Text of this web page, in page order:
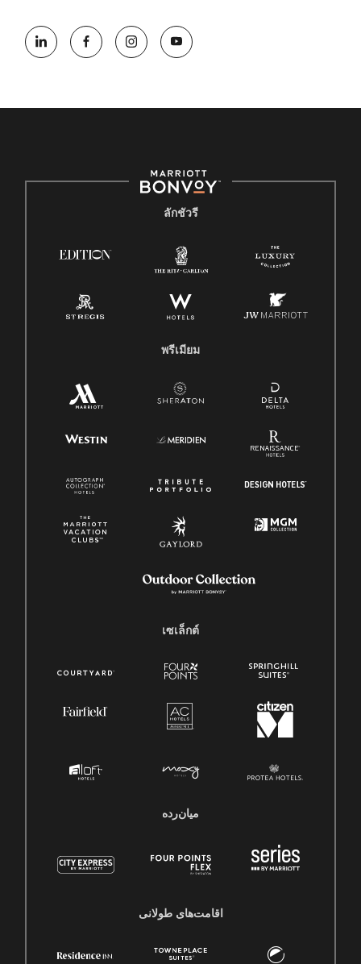
ลักชัวรี
พรีเมียม
เซเล็กต์
میان‌رده
اقامت‌های طولانی